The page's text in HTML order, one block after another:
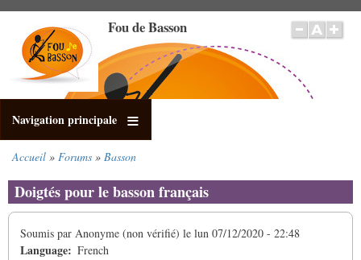
contenu
principal
Fou de Basson
Navigation principale
d'Ariane
Accueil Forums Basson
Doigtés pour le basson français
Soumis par Anonyme (non vérifié) le lun 07/12/2020 - 22:48
Language
French